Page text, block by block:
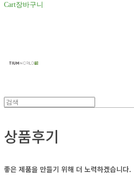
Cart장바구니
상품후기
좋은 제품을 만들기 위해 더 노력하겠습니다.